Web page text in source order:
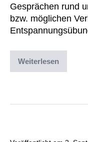
Gesprächen rund
bzw. möglichen
Weiterlesen